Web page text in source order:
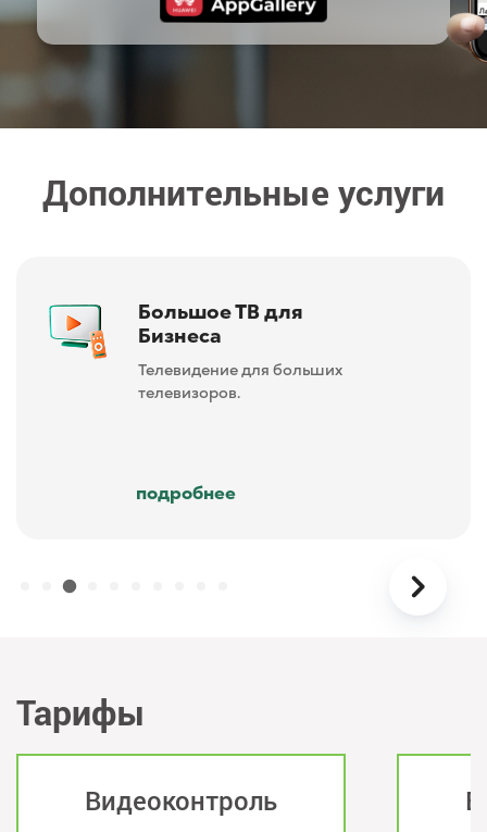
Тарифы
Видеоконтроль
Дополнительные услуги
Большое ТВ для
Бизнеса
Телевидение для больших
телевизоров.
подробнее